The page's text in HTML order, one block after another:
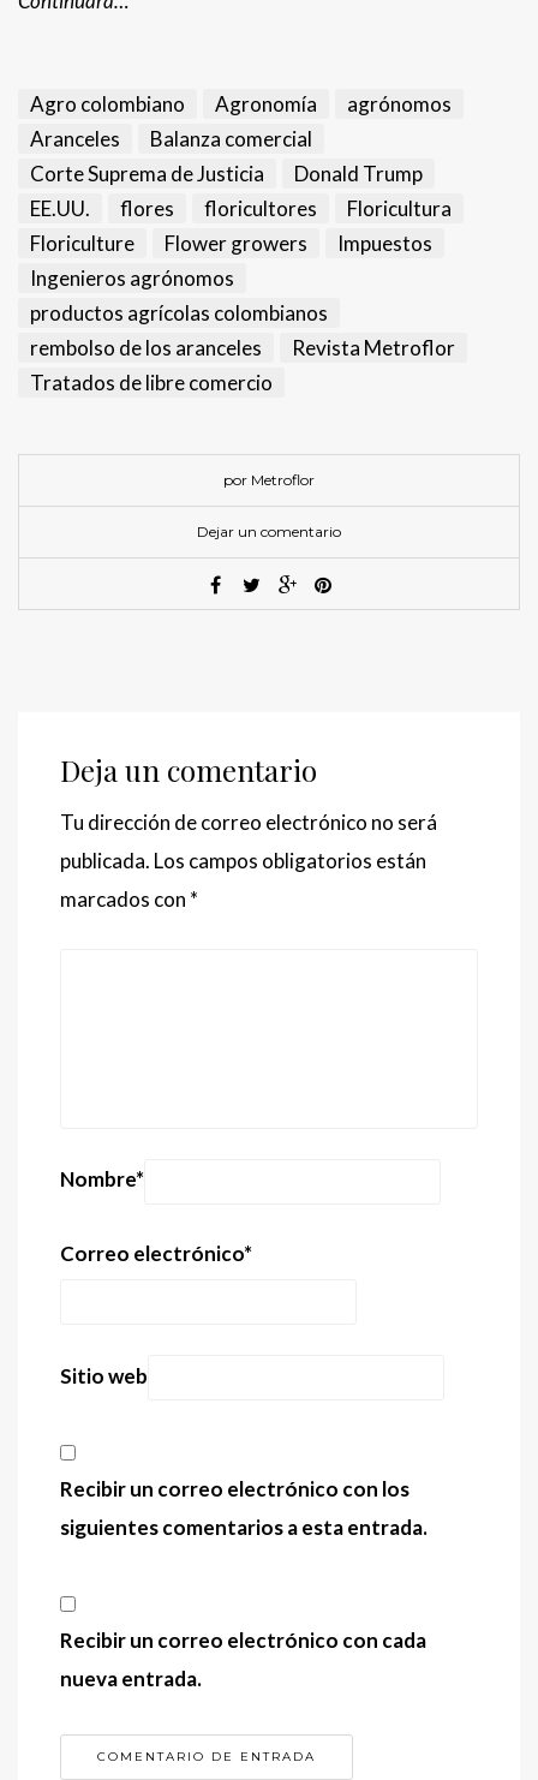
Agro colombiano Agronomía
agrónomos
Aranceles
Balanza comercial
Corte Suprema de Justicia
Donald Trump
EE.UU.
flores floricultores
Floricultura
Floriculture
Flower growers
Impuestos
Ingenieros agrónomos
productos agrícolas colombianos
rembolso de los aranceles
Revista Metroflor
Tratados de libre comercio
por Metroflor
Dejar un comentario
Deja un comentario
Tu dirección de correo electrónico no será
publicada. Los campos obligatorios están
marcados con *
Nombre*
Correo electrónico*
Sitio web
Recibir un correo electrónico con los
siguientes comentarios a esta entrada.
Recibir un correo electrónico con cada
nueva entrada.